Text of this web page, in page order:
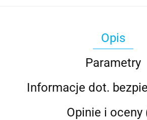
Opis
Parametry
Informacje dot.
Opinie i oceny